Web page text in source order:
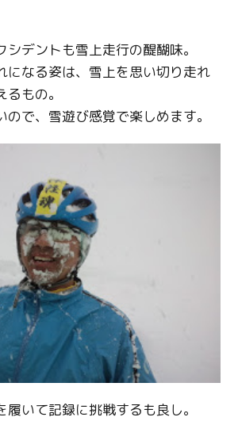
デントも雪上走行の醍醐味。
になる姿は、雪上を思い切り走れ
もの。
で、雪遊び感覚で楽しめます。
履いて記録に挑戦するも良し。